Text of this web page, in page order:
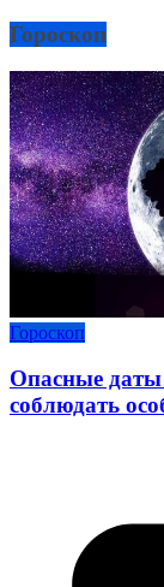
Гороскоп
Гороскоп
Опасные даты
соблюдать